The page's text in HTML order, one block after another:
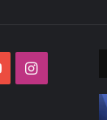
YouTubeInstagram